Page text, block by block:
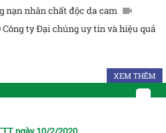
nạn nhân chất độc da cam
ty Đại chúng uy tín và hiệu quả
XEM THÊM